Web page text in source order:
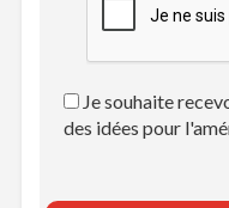
Je souhaite
des idées pour